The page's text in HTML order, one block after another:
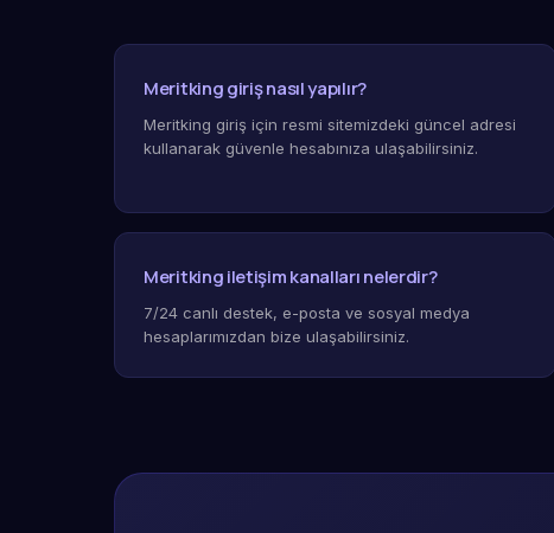
Meritking giriş nasıl yapılır?
Meritking giriş için resmi sitemizdeki güncel adresi
kullanarak güvenle hesabınıza ulaşabilirsiniz.
Meritking iletişim kanalları nelerdir?
7/24 canlı destek, e-posta ve sosyal medya
hesaplarımızdan bize ulaşabilirsiniz.